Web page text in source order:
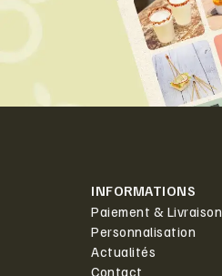
INFORMATIONS
Paiement & Livraison
Personnalisation
Actualités
Contact